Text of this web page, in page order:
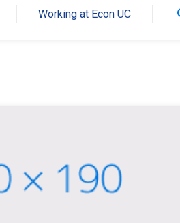
Working at Econ UC